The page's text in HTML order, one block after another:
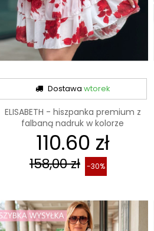
Dostawa wtorek
ELISABETH - hiszpanka premium z
falbaną nadruk w kolorze
czerowno...
110.60 zł
158,00 zł -30%